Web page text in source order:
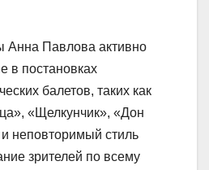
Анна Павлова активно
в постановках
балетов, таких как
«Щелкунчик», «Дон
и неповторимый стиль
зрителей по всему